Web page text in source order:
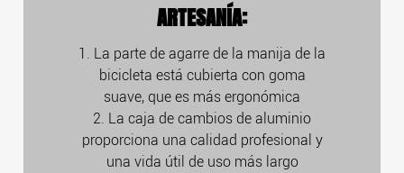
ARTESANÍA:
1. La parte de agarre de la manija de la
bicicleta está cubierta con goma
suave, que es más ergonómica
2. La caja de cambios de aluminio
proporciona una calidad profesional y
una vida útil de uso más largo